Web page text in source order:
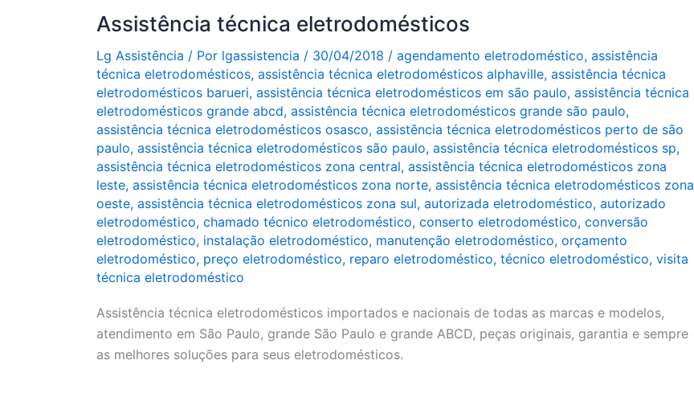
Assistência técnica eletrodomésticos
Lg Assistência / Por lgassistencia / 30/04/2018 / agendamento eletrodoméstico, assistência
técnica eletrodomésticos, assistência técnica eletrodomésticos alphaville, assistência técnica
eletrodomésticos barueri, assistência técnica eletrodomésticos em são paulo, assistência técnica
eletrodomésticos grande abcd, assistência técnica eletrodomésticos grande são paulo,
assistência técnica eletrodomésticos osasco, assistência técnica eletrodomésticos perto de são
paulo, assistência técnica eletrodomésticos são paulo, assistência técnica eletrodomésticos sp,
assistência técnica eletrodomésticos zona central, assistência técnica eletrodomésticos zona
leste, assistência técnica eletrodomésticos zona norte, assistência técnica eletrodomésticos zona
oeste, assistência técnica eletrodomésticos zona sul, autorizada eletrodoméstico, autorizado
eletrodoméstico, chamado técnico eletrodoméstico, conserto eletrodoméstico, conversão
eletrodoméstico, instalação eletrodoméstico, manutenção eletrodoméstico, orçamento
eletrodoméstico, preço eletrodoméstico, reparo eletrodoméstico, técnico eletrodoméstico, visita
técnica eletrodoméstico
Assistência técnica eletrodomésticos importados e nacionais de todas as marcas e modelos,
atendimento em São Paulo, grande São Paulo e grande ABCD, peças originais, garantia e sempre
as melhores soluções para seus eletrodomésticos.